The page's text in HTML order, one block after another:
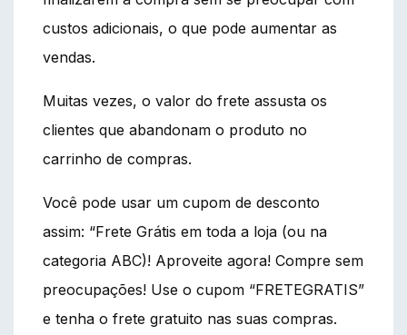
custos adicionais, o que pode aumentar as
vendas.
Muitas vezes, o valor do frete assusta os
clientes que abandonam o produto no
carrinho de compras.
Você pode usar um cupom de desconto
assim: “Frete Grátis em toda a loja (ou na
categoria ABC)! Aproveite agora! Compre sem
preocupações! Use o cupom “FRETEGRATIS”
e tenha o frete gratuito nas suas compras.